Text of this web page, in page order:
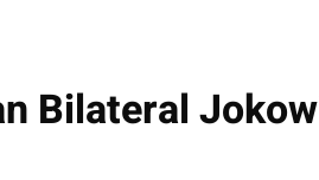
Bilateral